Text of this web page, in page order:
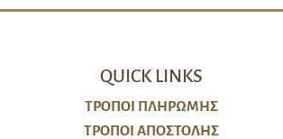
QUICK LINKS
ΤΡΌΠΟΙ ΠΛΗΡΩΜΉΣ
ΤΡΌΠΟΙ ΑΠΟΣΤΟΛΉΣ